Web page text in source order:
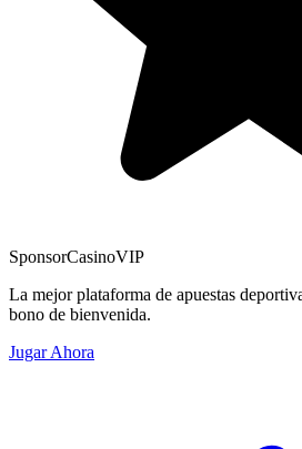
SponsorCasinoVIP
La mejor plataforma de apuestas
bono de bienvenida.
Jugar Ahora